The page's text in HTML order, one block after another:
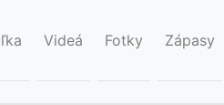
Videá Fotky Zápasy